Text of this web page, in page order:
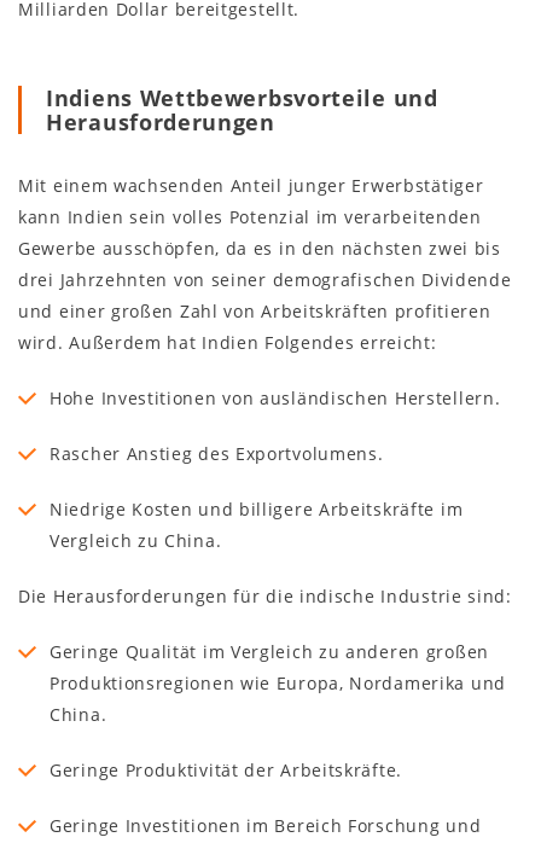
Milliarden Dollar bereitgestellt.
Indiens Wettbewerbsvorteile und
Herausforderungen
Mit einem wachsenden Anteil junger Erwerbstätiger
kann Indien sein volles Potenzial im verarbeitenden
Gewerbe ausschöpfen, da es in den nächsten zwei bis
drei Jahrzehnten von seiner demografischen Dividende
und einer großen Zahl von Arbeitskräften profitieren
wird. Außerdem hat Indien Folgendes erreicht:
Hohe Investitionen von ausländischen Herstellern.
Rascher Anstieg des Exportvolumens.
Niedrige Kosten und billigere Arbeitskräfte im
Vergleich zu China.
Die Herausforderungen für die indische Industrie sind:
Geringe Qualität im Vergleich zu anderen großen
Produktionsregionen wie Europa, Nordamerika und
China.
Geringe Produktivität der Arbeitskräfte.
Geringe Investitionen im Bereich Forschung und